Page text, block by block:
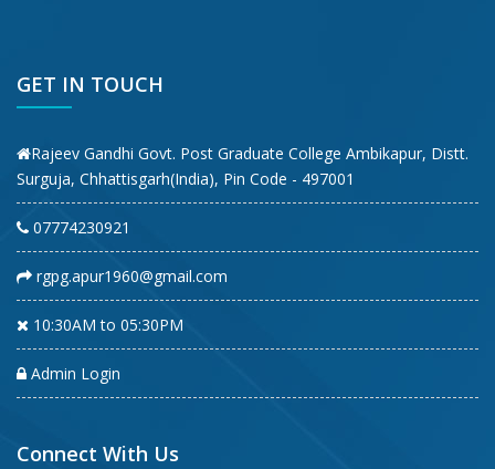
GET IN TOUCH
Rajeev Gandhi Govt. Post Graduate College Ambikapur, Distt.
Surguja, Chhattisgarh(India), Pin Code - 497001
07774230921
rgpg.apur1960@gmail.com
10:30AM to 05:30PM
Admin Login
Connect With Us